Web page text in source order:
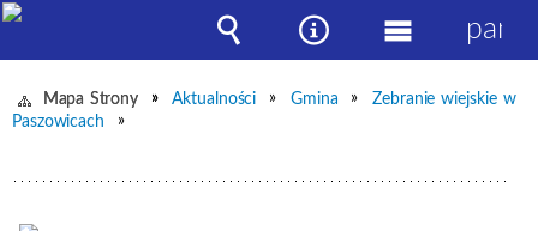
Mapa Strony Aktualności Gmina
Zebranie wiejskie w
Paszowicach
Wyszukiwarka
Narzędzia
Menu
główne
panel